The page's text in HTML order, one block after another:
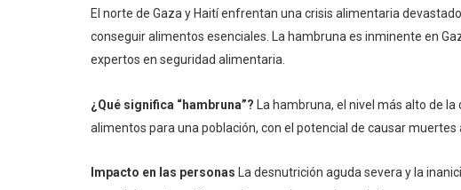
El norte de Gaza y Haití enfrentan una crisis alimentaria
conseguir alimentos esenciales. La hambruna es inminente en
expertos en seguridad alimentaria.
¿Qué significa “hambruna”? La hambruna, el nivel más alto de
alimentos para una población, con el potencial de causar muertes
Impacto en las personas La desnutrición aguda severa y la